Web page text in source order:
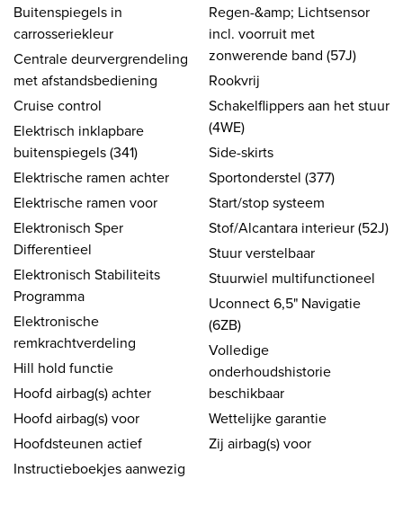
Buitenspiegels in
carrosseriekleur
Centrale deurvergrendeling
met afstandsbediening
Cruise control
Elektrisch inklapbare
buitenspiegels (341)
Elektrische ramen achter
Elektrische ramen voor
Elektronisch Sper
Differentieel
Elektronisch Stabiliteits
Programma
Elektronische
remkrachtverdeling
Hill hold functie
Hoofd airbag(s) achter
Hoofd airbag(s) voor
Hoofdsteunen actief
Instructieboekjes aanwezig
Regen-&amp; Lichtsensor
incl. voorruit met
zonwerende band (57J)
Rookvrij
Schakelflippers aan het stuur
(4WE)
Side-skirts
Sportonderstel (377)
Start/stop systeem
Stof/Alcantara interieur (52J)
Stuur verstelbaar
Stuurwiel multifunctioneel
Uconnect 6,5" Navigatie
(6ZB)
Volledige
onderhoudshistorie
beschikbaar
Wettelijke garantie
Zij airbag(s) voor